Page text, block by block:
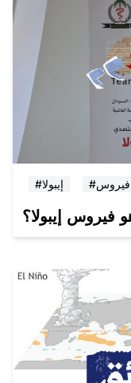
#إيبولا #فيروس
فيروس إيبولا؟